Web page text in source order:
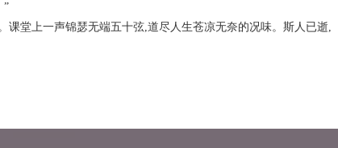
”
堂上一声锦瑟无端五十弦,道尽人生苍凉无奈的况味。斯人已逝,